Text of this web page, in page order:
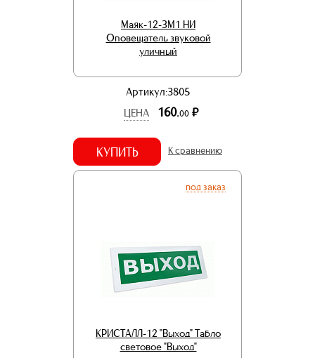
Маяк-12-ЗМ1 НИ
Оповещатель звуковой
уличный
Артикул:3805
ЦЕНА
160.00 р.
КУПИТЬ К сравнению
под заказ
КРИСТАЛЛ-12 "Выход" Табло
световое "Выход"